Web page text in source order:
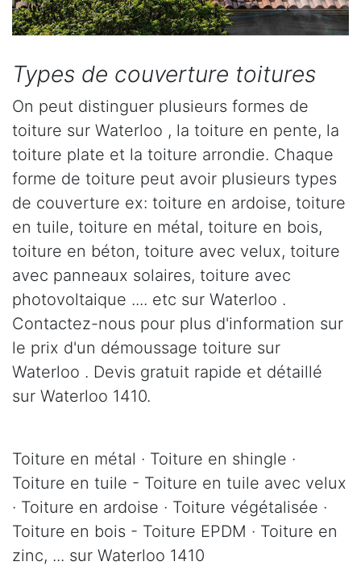
Types de couverture toitures
On peut distinguer plusieurs formes de
toiture sur Waterloo , la toiture en pente, la
toiture plate et la toiture arrondie. Chaque
forme de toiture peut avoir plusieurs types
de couverture ex: toiture en ardoise, toiture
en tuile, toiture en métal, toiture en bois,
toiture en béton, toiture avec velux, toiture
avec panneaux solaires, toiture avec
photovoltaique .... etc sur Waterloo .
Contactez-nous pour plus d'information sur
le prix d'un démoussage toiture sur
Waterloo . Devis gratuit rapide et détaillé
sur Waterloo 1410.
Toiture en métal · Toiture en shingle ·
Toiture en tuile - Toiture en tuile avec velux
· Toiture en ardoise · Toiture végétalisée ·
Toiture en bois - Toiture EPDM · Toiture en
zinc, ... sur Waterloo 1410